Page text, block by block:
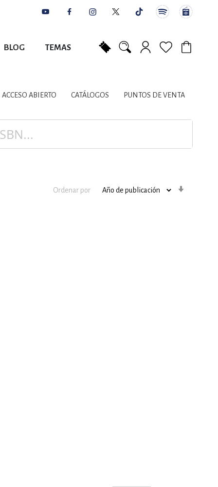
BLOG TEMAS
LITERARIOS
PLANIFICACIÓN
ACCESO ABIERTO CATÁLOGOS PUNTOS DE VENTA
Ordenar por